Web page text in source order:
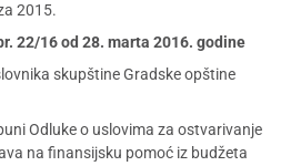
2015.
22/16 od 28. marta 2016. godine
skupštine Gradske opštine
Odluke o uslovima za ostvarivanje
na finansijsku pomoć iz budžeta